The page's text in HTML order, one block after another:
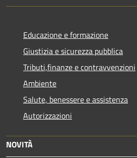
Educazione e formazione
Giustizia e sicurezza pubblica
Tributi,finanze e contravvenzioni
Ambiente
Salute, benessere e assistenza
Autorizzazioni
NOVITÀ